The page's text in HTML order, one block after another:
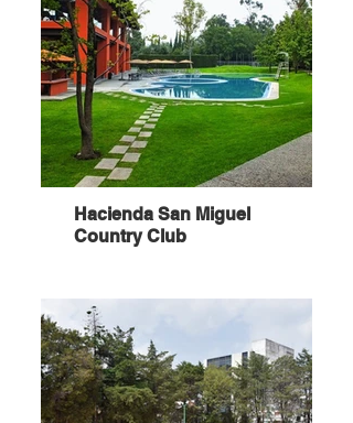
Hacienda San Miguel
Country Club